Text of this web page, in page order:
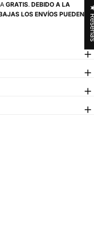
GRATIS. DEBIDO A LA
LOS ENVÍOS PUEDEN
★